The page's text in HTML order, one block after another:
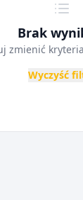
Brak
zmienić
Wyczyść